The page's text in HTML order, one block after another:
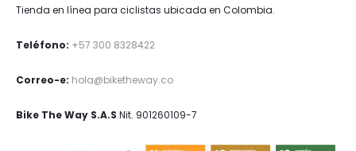
Tienda en línea para ciclistas ubicada en Colombia.
Teléfono: +57 300 8328422
Correo-e: hola@biketheway.co
Bike The Way S.A.S Nit. 901260109-7